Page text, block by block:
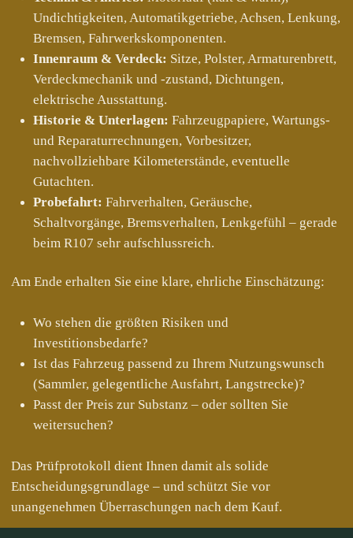
Undichtigkeiten, Automatikgetriebe, Achsen, Lenkung,
Bremsen, Fahrwerkskomponenten.
Innenraum & Verdeck: Sitze, Polster, Armaturenbrett,
Verdeckmechanik und -zustand, Dichtungen,
elektrische Ausstattung.
Historie & Unterlagen: Fahrzeugpapiere, Wartungs-
und Reparaturrechnungen, Vorbesitzer,
nachvollziehbare Kilometerstände, eventuelle
Gutachten.
Probefahrt: Fahrverhalten, Geräusche,
Schaltvorgänge, Bremsverhalten, Lenkgefühl – gerade
beim R107 sehr aufschlussreich.
Am Ende erhalten Sie eine klare, ehrliche Einschätzung:
Wo stehen die größten Risiken und
Investitionsbedarfe?
Ist das Fahrzeug passend zu Ihrem Nutzungswunsch
(Sammler, gelegentliche Ausfahrt, Langstrecke)?
Passt der Preis zur Substanz – oder sollten Sie
weitersuchen?
Das Prüfprotokoll dient Ihnen damit als solide
Entscheidungsgrundlage – und schützt Sie vor
unangenehmen Überraschungen nach dem Kauf.